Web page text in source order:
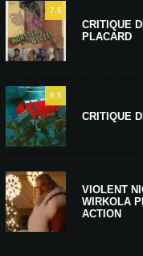
7.5
CRITIQUE
PLACARD
9.5
CRITIQUE
VIOLENT
WIRKOLA
ACTION